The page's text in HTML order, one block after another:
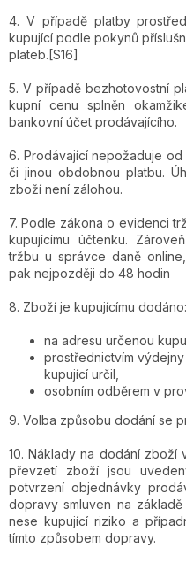
4. V případě platby
kupující podle pokynů
plateb.[S16]
5. V případě bezhotovostní
kupní cenu splněn
bankovní účet prodávajícího.
6. Prodávající nepožaduje
či jinou obdobnou platbu.
zboží není zálohou.
7. Podle zákona o evidenci
kupujícímu účtenku.
tržbu u správce daně
pak nejpozději do 48 hodin
8. Zboží je kupujícímu dodáno:
na adresu určenou
prostřednictvím
kupující určil,
osobním odběrem v
9. Volba způsobu dodání se
10. Náklady na dodání zboží
převzetí zboží jsou
potvrzení objednávky
dopravy smluven na
nese kupující riziko a
tímto způsobem dopravy.